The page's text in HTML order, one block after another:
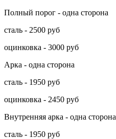
Полный порог - одна сторона
сталь - 2500 руб
оцинковка - 3000 руб
Арка - одна сторона
сталь - 1950 руб
оцинковка - 2450 руб
Внутренняя арка - одна сторона
сталь - 1950 руб